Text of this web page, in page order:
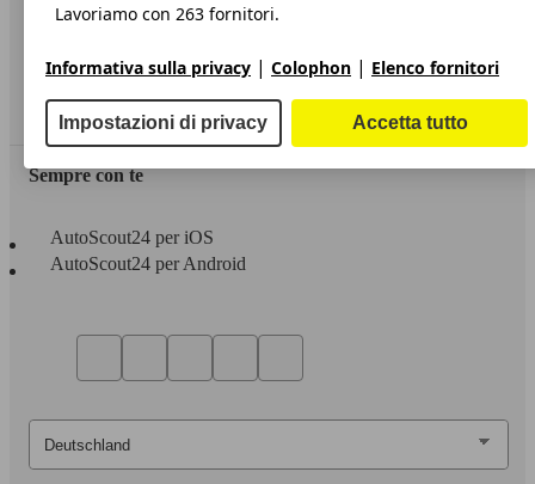
Dichiarazione di Accessibilità
Servizi
Area rivenditori
Sempre con te
AutoScout24 per iOS
AutoScout24 per Android
Lavoriamo con 263 fornitori.
Informativa sulla privacy | Colophon | Elenco fornitori
Impostazioni di privacy Accetta tutto